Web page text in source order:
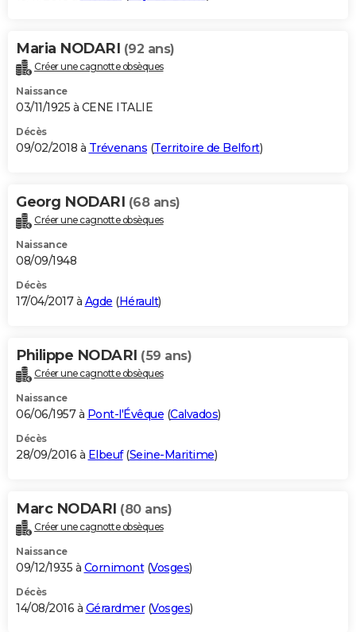
Maria NODARI (92 ans)
Créer une cagnotte obsèques
Naissance
03/11/1925 à CENE ITALIE
Décès
09/02/2018 à Trévenans (Territoire de Belfort)
Georg NODARI (68 ans)
Créer une cagnotte obsèques
Naissance
08/09/1948
Décès
17/04/2017 à Agde (Hérault)
Philippe NODARI (59 ans)
Créer une cagnotte obsèques
Naissance
06/06/1957 à Pont-l'Évêque (Calvados)
Décès
28/09/2016 à Elbeuf(Seine-Maritime)
Marc NODARI (80 ans)
Créer une cagnotte obsèques
Naissance
09/12/1935 à Cornimont(Vosges)
Décès
14/08/2016 à Gérardmer(Vosges)